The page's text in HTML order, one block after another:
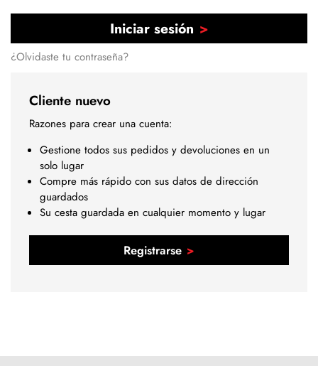
Iniciar sesión
¿Olvidaste tu contraseña?
Cliente nuevo
Razones para crear una cuenta:
Gestione todos sus pedidos y devoluciones en un
solo lugar
Compre más rápido con sus datos de dirección
guardados
Su cesta guardada en cualquier momento y lugar
Registrarse